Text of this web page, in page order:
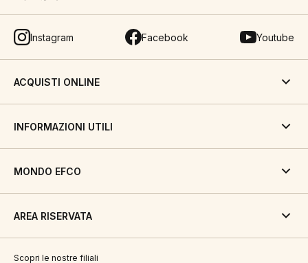
Instagram Facebook Youtube
ACQUISTI ONLINE
INFORMAZIONI UTILI
MONDO EFCO
AREA RISERVATA
Scopri le nostre filiali